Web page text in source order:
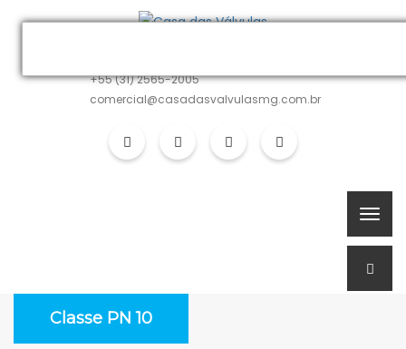
+55 (31) 2565-2005
comercial@casadasvalvulasmg.com.br
Classe PN 10